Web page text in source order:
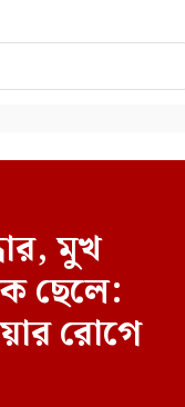
মুখ
ছেলে:
রোগে